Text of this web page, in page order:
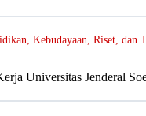
Kebudayaan, Riset, dan
Universitas Jenderal